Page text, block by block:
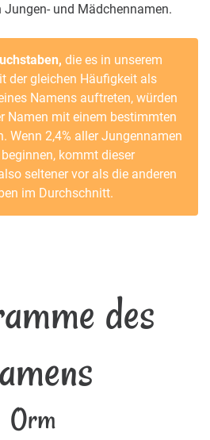
Jungen- und Mädchennamen.
die es in unserem
der gleichen Häufigkeit als
Namens auftreten, würden
Namen mit einem bestimmten
Wenn 2,4% aller Jungennamen
kommt dieser
seltener vor als die anderen
im Durchschnitt.
des
Orm